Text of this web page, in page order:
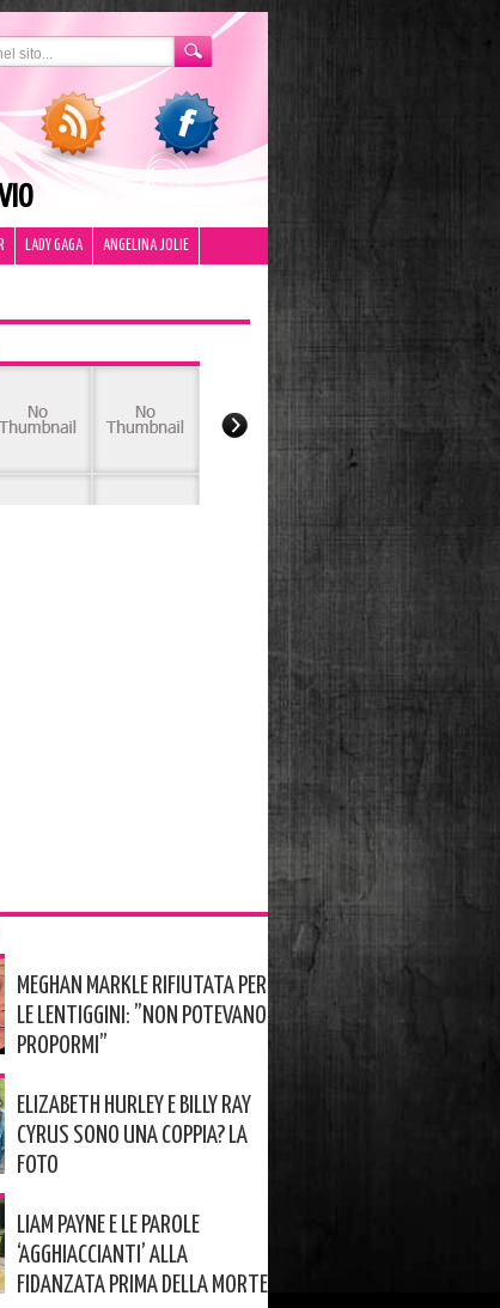
LADY GAGA ANGELINA JOLIE
MEGHAN MARKLE RIFIUTATA PER
LE LENTIGGINI: ”NON POTEVANO
PROPORMI”
ELIZABETH HURLEY E BILLY RAY
CYRUS SONO UNA COPPIA? LA
FOTO
LIAM PAYNE E LE PAROLE
‘AGGHIACCIANTI’ ALLA
FIDANZATA PRIMA DELLA MORTE